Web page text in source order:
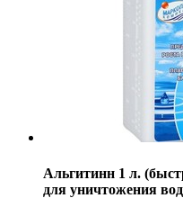
Альгитинн 1 л.
для уничтожения